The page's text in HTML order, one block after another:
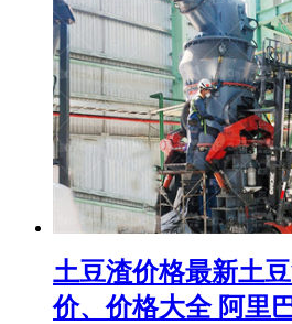
土豆渣价格最新土
价、价格大全 阿里